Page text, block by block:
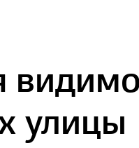
улицы